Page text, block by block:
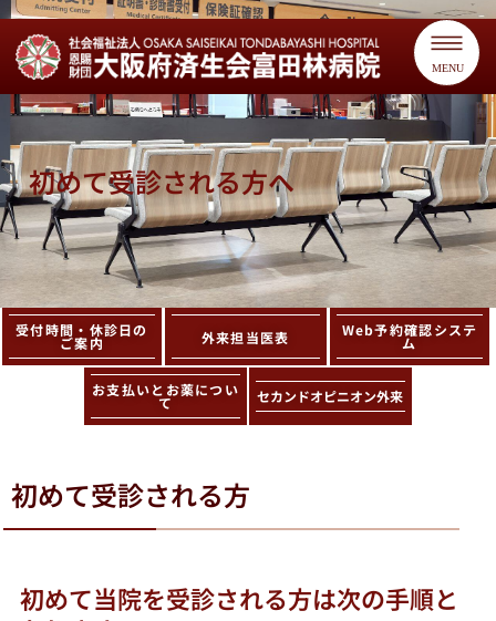
MENU
初めて受診される方へ
受付時間・休診日の
ご案内 外来担当医表 Web予約確認システ
ム
お支払いとお薬につい
て セカンドオピニオン外来
初めて受診される方
初めて当院を受診される方は次の手順と